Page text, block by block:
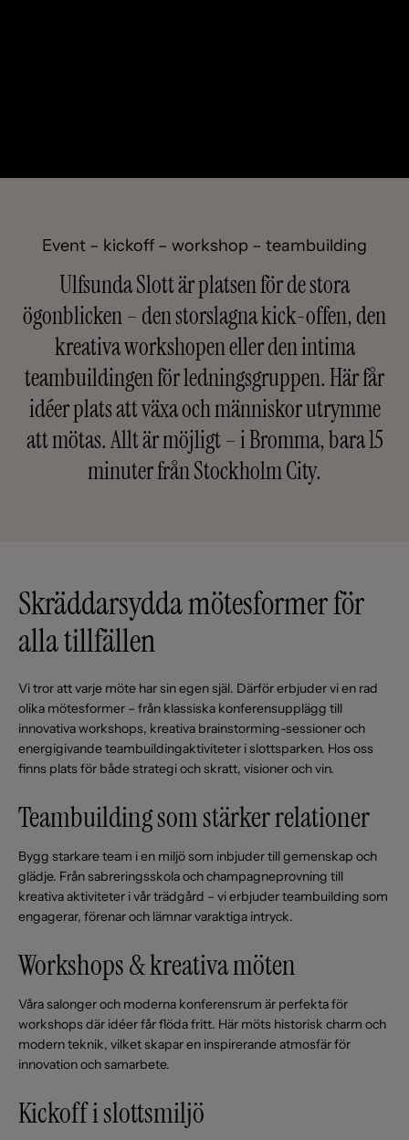
Event – kickoff – workshop – teambuilding
Ulfsunda Slott är platsen för de stora
ögonblicken – den storslagna kick-offen, den
kreativa workshopen eller den intima
teambuildingen för ledningsgruppen. Här får
idéer plats att växa och människor utrymme
att mötas. Allt är möjligt – i Bromma, bara 15
minuter från Stockholm City.
Skräddarsydda mötesformer för
alla tillfällen
Vi tror att varje möte har sin egen själ. Därför erbjuder vi en rad
olika mötesformer – från klassiska konferensupplägg till
innovativa workshops, kreativa brainstorming-sessioner och
energigivande teambuildingaktiviteter i slottsparken. Hos oss
finns plats för både strategi och skratt, visioner och vin.
Teambuilding som stärker relationer
Bygg starkare team i en miljö som inbjuder till gemenskap och
glädje. Från sabreringsskola och champagneprovning till
kreativa aktiviteter i vår trädgård – vi erbjuder teambuilding som
engagerar, förenar och lämnar varaktiga intryck.
Workshops & kreativa möten
Våra salonger och moderna konferensrum är perfekta för
workshops där idéer får flöda fritt. Här möts historisk charm och
modern teknik, vilket skapar en inspirerande atmosfär för
innovation och samarbete.
Kickoff i slottsmiljö